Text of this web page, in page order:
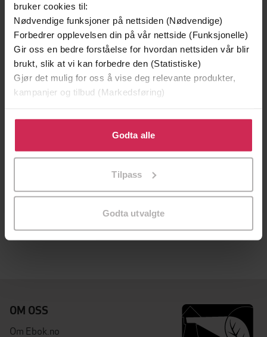
bruker cookies til:
Nødvendige funksjoner på nettsiden (Nødvendige)
Forbedrer opplevelsen din på vår nettside (Funksjonelle)
Gir oss en bedre forståelse for hvordan nettsiden vår blir
brukt, slik at vi kan forbedre den (Statistiske)
Gjør det mulig for oss å vise deg relevante produkter,
kampanjer og tilbud (Markedsføring)
Klikk på «Godta alle» for å gi oss ditt samtykke til å
bruke cookies for alle disse formålene. Du kan også
tilpasse ditt samtykke til spesifikke formål ved å klikke
Godta alle
Tilpass
Godta utvalgte
Premium
149,-
Kongsætt 1266-1268
149,-
Kongsætt 1268-1275
OM OSS
Om Ebok.no